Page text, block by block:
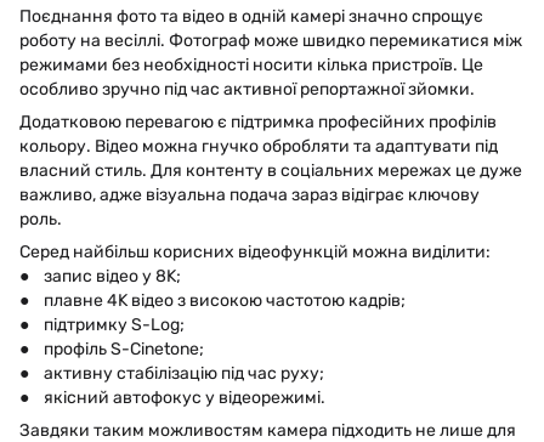
Поєднання фото та відео в одній камері значно спрощує
роботу на весіллі. Фотограф може швидко перемикатися між
режимами без необхідності носити кілька пристроїв. Це
особливо зручно під час активної репортажної зйомки.
Додатковою перевагою є підтримка професійних профілів
кольору. Відео можна гнучко обробляти та адаптувати під
власний стиль. Для контенту в соціальних мережах це дуже
важливо, адже візуальна подача зараз відіграє ключову
роль.
Серед найбільш корисних відеофункцій можна виділити:
● запис відео у 8K;
● плавне 4K відео з високою частотою кадрів;
● підтримку S-Log;
● профіль S-Cinetone;
● активну стабілізацію під час руху;
● якісний автофокус у відеорежимі.
Завдяки таким можливостям камера підходить не лише для